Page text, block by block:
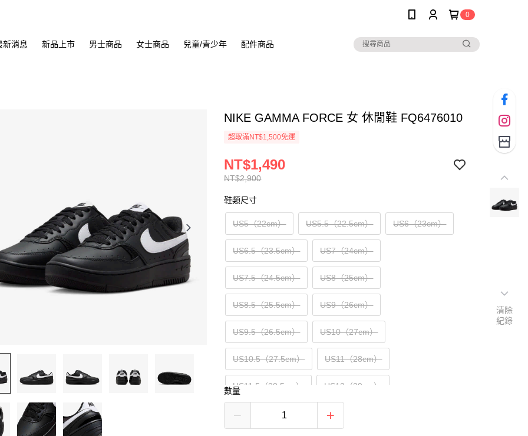
0
新消息 新品上市 男士商品 女士商品 兒童/青少年 配件商品
NIKE GAMMA FORCE 女 休閒鞋 FQ6476010
超取滿NT$1,500免運
NT$2,900
NT$1,490
鞋類尺寸
US5（22cm） US5.5（22.5cm） US6（23cm）
US6.5（23.5cm） US7（24cm）
US7.5（24.5cm） US8（25cm）
US8.5（25.5cm） US9（26cm）
US9.5（26.5cm） US10（27cm）
US10.5（27.5cm） US11（28cm）
US11.5（28.5cm） US12（29cm）
數量
清除
紀錄